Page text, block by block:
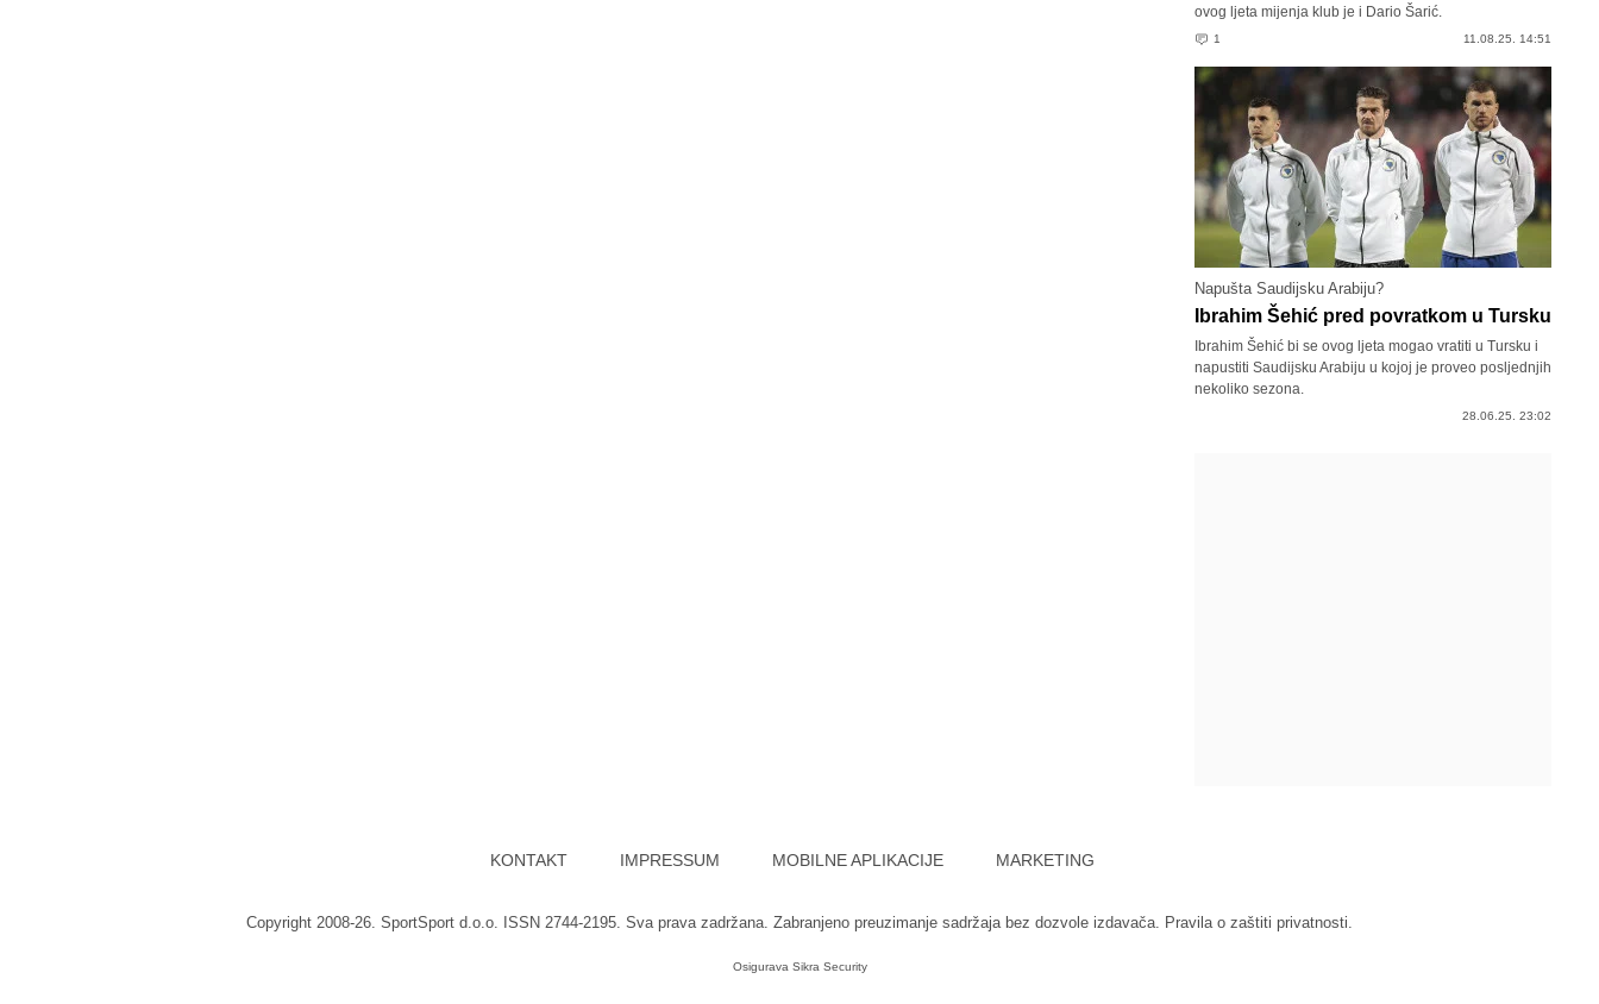
ovog ljeta mijenja klub je i Dario Šarić.
1 11.08.25. 14:51
Napušta Saudijsku Arabiju?
Ibrahim Šehić pred povratkom u Tursku
Ibrahim Šehić bi se ovog ljeta mogao vratiti u Tursku i
napustiti Saudijsku Arabiju u kojoj je proveo posljednjih
nekoliko sezona.
28.06.25. 23:02
KONTAKT IMPRESSUM MOBILNE APLIKACIJE MARKETING
Copyright 2008-26. SportSport d.o.o. ISSN 2744-2195. Sva prava zadržana. Zabranjeno preuzimanje sadržaja bez dozvole izdavača. Pravila o zaštiti privatnosti.
Osigurava Sikra Security